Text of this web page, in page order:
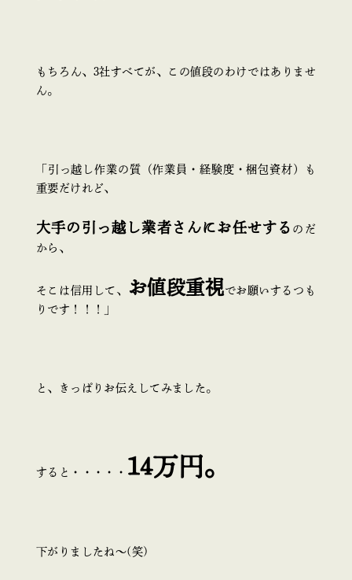
もちろん、3社すべてが、この値段のわけではありませ
ん。
「引っ越し作業の質（作業員・経験度・梱包資材）も
重要だけれど、
大手の引っ越し業者さんにお任せする のだ
から、
そこは信用して、 お値段重視でお願いするつも
りです！！！」
と、きっぱりお伝えしてみました。
すると・・・・・ 14万円。
下がりましたね～(笑)